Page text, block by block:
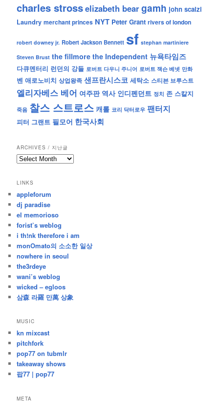
charles strosselizabeth beargamh john scalzi
Laundry merchant princes NYT Peter Grant rivers of london
robert downey jr. Robert Jackson Bennett sf stephan martiniere
Steven Brust the fillmore the Independent 뉴욕타임즈
다큐멘터리 런던의 강들 로버트 다우니 주니어 로버트 잭슨 베넷 만화
벤 애로노비치 상업왕족 샌프란시스코 세탁소 스티븐 브루스트
엘리자베스 베어 여주판 역사 인디펜던트 정치 존 스칼지
죽음 찰스 스트로스 캐롤 코리 닥터로우 팬터지
피터 그랜트 필모어 한국사회
ARCHIVES / 지난글
archives
난
글
LINKS
appleforum
dj paradise
el memorioso
forist’s weblog
i th!nk therefore i am
monOmato의 소소한 일상
nowhere in seoul
the3rdeye
wani’s weblog
wicked – egloos
삼森 라羅 만萬 상象
MUSIC
kn mixcast
pitchfork
pop77 on tubmlr
takeaway shows
팝77 | pop77
META